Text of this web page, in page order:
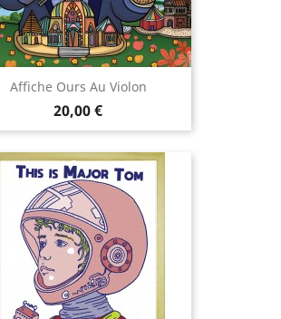
Affiche Ours Au Violon
Prix
20,00 €